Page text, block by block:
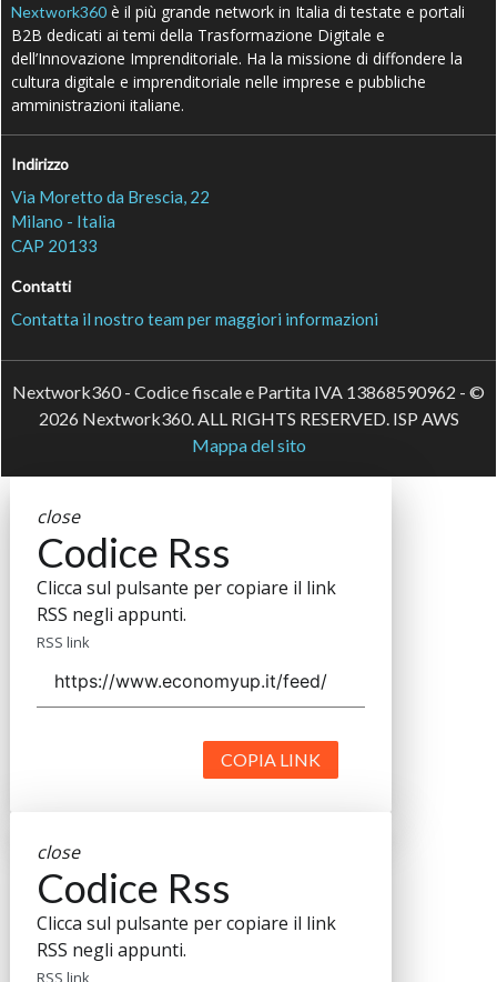
Nextwork360 è il più grande network in Italia di testate e portali
B2B dedicati ai temi della Trasformazione Digitale e
dell’Innovazione Imprenditoriale. Ha la missione di diffondere la
cultura digitale e imprenditoriale nelle imprese e pubbliche
amministrazioni italiane.
Indirizzo
Via Moretto da Brescia, 22
Milano - Italia
CAP 20133
Contatti
Contatta il nostro team per maggiori informazioni
Nextwork360 - Codice fiscale e Partita IVA 13868590962 - ©
2026 Nextwork360. ALL RIGHTS RESERVED. ISP AWS
Mappa del sito
close
Codice Rss
Clicca sul pulsante per copiare il link
RSS negli appunti.
RSS link
COPIA LINK
close
Codice Rss
Clicca sul pulsante per copiare il link
RSS negli appunti.
RSS link